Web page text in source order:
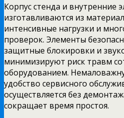
Корпус стенда и внутренние
изготавливаются из
интенсивные нагрузки и
проверок. Элементы
защитные блокировки и
минимизируют риск травм
оборудованием.
удобство сервисного
осуществляется без
сокращает время простоя.